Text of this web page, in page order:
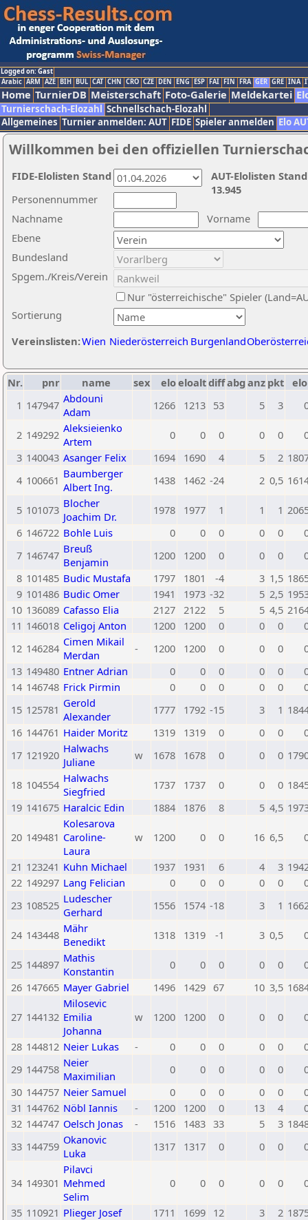
Logged on: Gast
Arabic ARM AZE BIH BUL CAT CHN CRO CZE DEN ENG ESP FAI FIN FRA GER GRE INA
Home TurnierDB Meisterschaft Foto-Galerie Meldekartei
Turnierschach-Elozahl Schnellschach-Elozahl
Allgemeines Turnier anmelden: AUT FIDE Spieler anmelden Elo
Willkommen bei den offiziellen
Nachname
Vorname
Ebene
Sortierung
Personennummer
Bundesland
Spgem./Kreis/Verein
Nur "österreichische" Spieler
Vereinslisten:Wien Niederösterreich Burgenland
AUT-Elolisten
13.945
FIDE-Elolisten Stand
Nr. pnr name sex eloeloaltdiffabg anz pkt
1 147947 Abdouni
Adam
1266 1213 53 5 3
2 149292 Aleksieienko
Artem
0 0 0 0 0
3 140043 Asanger Felix 1694 1690 4 5 2
4 100661 Baumberger
Albert Ing.
1438 1462 -24 2 0,5
5 101073 Blocher
Joachim Dr.
1978 1977 1 1 1
6 146722 Bohle Luis 0 0 0 0 0
7 146747 Breuß
Benjamin
1200 1200 0 0 0
8 101485 Budic Mustafa 1797 1801 -4 3 1,5
9 101486 Budic Omer 1941 1973 -32 5 2,5
10 136089 Cafasso Elia 2127 2122 5 5 4,5
11 146018 Celigoj Anton 1200 1200 0 0 0
12 146284 Cimen Mikail
Merdan
- 1200 1200 0 0 0
13 149480 Entner Adrian 0 0 0 0 0
14 146748 Frick Pirmin 0 0 0 0 0
15 125781 Gerold
Alexander
1777 1792 -15 3 1
16 144761 Haider Moritz 1319 1319 0 0 0
17 121920 Halwachs
Juliane
w 1678 1678 0 0 0
18 104554 Halwachs
Siegfried
1737 1737 0 0 0
19 141675 Haralcic Edin 1884 1876 8 5 4,5
20 149481
Kolesarova
Caroline-
Laura
w 1200 0 0 16 6,5
21 123241 Kuhn Michael 1937 1931 6 4 3
22 149297 Lang Felician 0 0 0 0 0
23 108525 Ludescher
Gerhard
1556 1574 -18 3 1
24 143448 Mähr
Benedikt
1318 1319 -1 3 0,5
25 144897 Mathis
Konstantin
0 0 0 0 0
26 147665 Mayer Gabriel 1496 1429 67 10 3,5
27 144132
Milosevic
Emilia
Johanna
w 1200 1200 0 0 0
28 144812 Neier Lukas - 0 0 0 0 0
29 144758 Neier
Maximilian
0 0 0 0 0
30 144757 Neier Samuel 0 0 0 0 0
31 144762 Nöbl Iannis - 1200 1200 0 13 4
32 144747 Oelsch Jonas - 1516 1483 33 5 3
33 144759 Okanovic
Luka
1317 1317 0 0 0
34 149301
Pilavci
Mehmed
Selim
0 0 0 0 0
35 110921 Plieger Josef 1711 1699 12 3 2